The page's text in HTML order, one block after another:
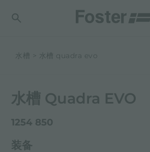
水槽 水槽 quadra evo
水槽 Quadra EVO
1254 850
装备